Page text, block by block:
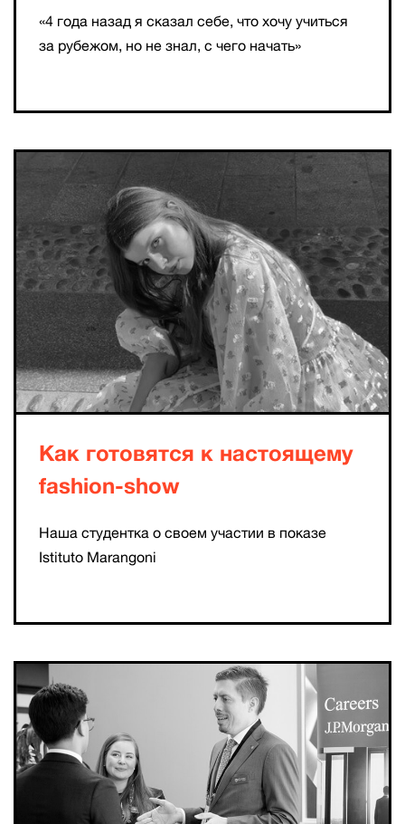
«4 года назад я сказал себе, что хочу учиться
за рубежом, но не знал, с чего начать»
Как готовятся к настоящему
fashion-show
Наша студентка о своем участии в показе
Istituto Marangoni